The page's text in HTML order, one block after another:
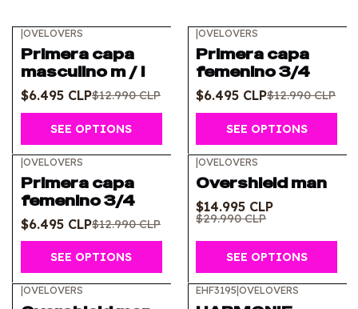
|OVELOVERS
Primera capa
masculino m / l
$6.495 CLP$12.990 CLP
SEE OPTIONS
|OVELOVERS
Primera capa
femenino 3/4
$6.495 CLP$12.990 CLP
SEE OPTIONS
|OVELOVERS
Primera capa
femenino 3/4
$6.495 CLP$12.990 CLP
SEE OPTIONS
|OVELOVERS
Overshield man
$14.995 CLP
$29.990 CLP
SEE OPTIONS
|OVELOVERS
OFF
EHF3195|OVELOVERS